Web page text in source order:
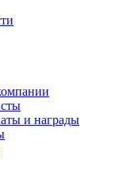
и награды